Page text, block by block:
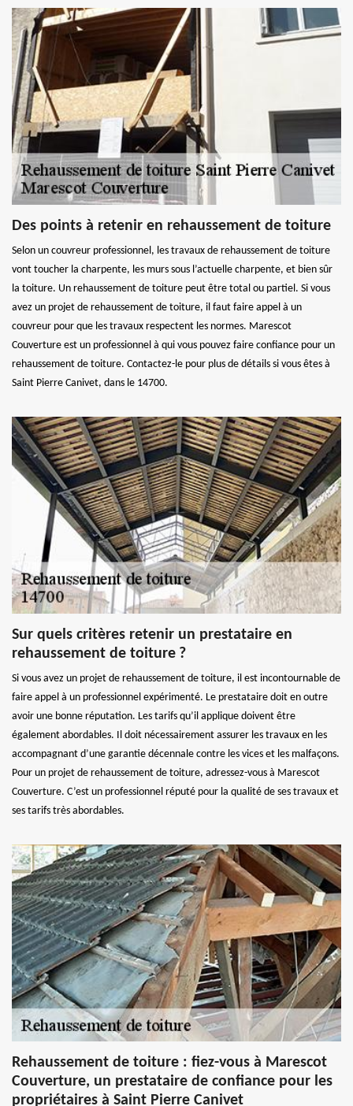
Des points à retenir en rehaussement de toiture
Selon un couvreur professionnel, les travaux de rehaussement de toiture
vont toucher la charpente, les murs sous l’actuelle charpente, et bien sûr
la toiture. Un rehaussement de toiture peut être total ou partiel. Si vous
avez un projet de rehaussement de toiture, il faut faire appel à un
couvreur pour que les travaux respectent les normes. Marescot
Couverture est un professionnel à qui vous pouvez faire confiance pour un
rehaussement de toiture. Contactez-le pour plus de détails si vous êtes à
Saint Pierre Canivet, dans le 14700.
Sur quels critères retenir un prestataire en
rehaussement de toiture ?
Si vous avez un projet de rehaussement de toiture, il est incontournable de
faire appel à un professionnel expérimenté. Le prestataire doit en outre
avoir une bonne réputation. Les tarifs qu’il applique doivent être
également abordables. Il doit nécessairement assurer les travaux en les
accompagnant d’une garantie décennale contre les vices et les malfaçons.
Pour un projet de rehaussement de toiture, adressez-vous à Marescot
Couverture. C’est un professionnel réputé pour la qualité de ses travaux et
ses tarifs très abordables.
Rehaussement de toiture : fiez-vous à Marescot
Couverture, un prestataire de confiance pour les
propriétaires à Saint Pierre Canivet